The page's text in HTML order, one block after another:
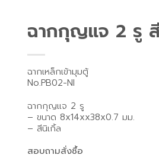
ฉากกุญแจ 2 รู
ฉากเหล็กเข้ามุมตู้
No.PB02-NI
ฉากกุญแจ 2 รู
– ขนาด 8x14xx38x0.7 มม.
– สีนิเกิ้ล
สอบถามสั่งซื้อ